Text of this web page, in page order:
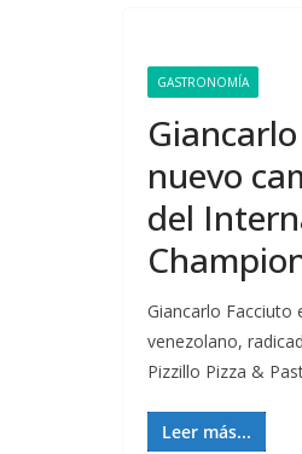
GASTRONOMÍA
nuevo
del
Giancarlo Facciuto
venezolano,
Pizzillo Pizza &
Leer más...